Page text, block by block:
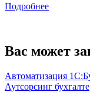
Подробнее
Вас может
Автоматизация
Аутсорсинг